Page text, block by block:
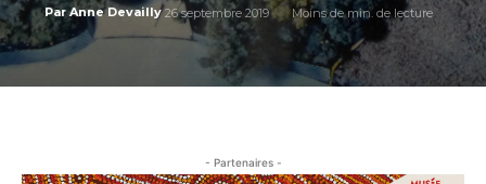
Par Anne Devailly 26 septembre 2019 Moins demin. de lecture
- Partenaires -